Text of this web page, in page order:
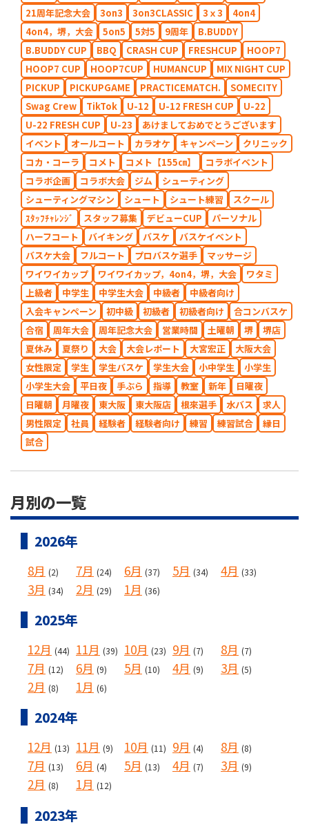
21周年記念大会
3on3 3on3CLASSIC 3ｘ3
4on4
4on4，堺，大会
5on5 5対5 9周年
B.BUDDY
B.BUDDY CUP
BBQ CRASH CUP FRESHCUP
HOOP7
HOOP7 CUP
HOOP7CUP HUMANCUP
MIX NIGHT CUP
PICKUP
PICKUPGAME PRACTICEMATCH.
SOMECITY
Swag Crew
TikTok U-12 U-12 FRESH CUP
U-22
U-22 FRESH CUP
U-23
あけましておめでとうございます
イベント
オールコート カラオケ キャンペーン
クリニック
コカ・コーラ
コメト コメト【155㎝】
コラボイベント
コラボ企画
コラボ大会 ジム
シューティング
シューティングマシン
シュート シュート練習
スクール
ｽﾀｯﾌﾁｬﾚﾝｼﾞ
スタッフ募集 デビューCUP
パーソナル
ハーフコート
バイキング バスケ
バスケイベント
バスケ大会
フルコート プロバスケ選手
マッサージ
ワイワイカップ
ワイワイカップ，4on4，堺，大会
ワタミ
上級者
中学生 中学生大会 中級者
中級者向け
入会キャンペーン
初中級 初級者 初級者向け
合コンバスケ
合宿
周年大会 周年記念大会 営業時間 土曜朝 堺
堺店
夏休み
夏祭り 大会 大会レポート 大宮宏正
大阪大会
女性限定
学生 学生バスケ 学生大会 小中学生
小学生
小学生大会
平日夜 手ぶら 指導 教室 新年
日曜夜
日曜朝
月曜夜 東大阪 東大阪店 根來選手 水バス
求人
男性限定
社員 経験者 経験者向け 練習 練習試合
縁日
試合
月別の一覧
2026年
8月 (2) 7月 (24) 6月 (37) 5月 (34) 4月 (33)
3月 (34) 2月 (29) 1月 (36)
2025年
12月 (44) 11月 (39) 10月 (23) 9月 (7) 8月 (7)
7月 (12) 6月 (9) 5月 (10) 4月 (9) 3月 (5)
2月 (8) 1月 (6)
2024年
12月 (13) 11月 (9) 10月 (11) 9月 (4) 8月 (8)
7月 (13) 6月 (4) 5月 (13) 4月 (7) 3月 (9)
2月 (8) 1月 (12)
2023年